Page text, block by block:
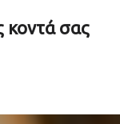
κοντά σας